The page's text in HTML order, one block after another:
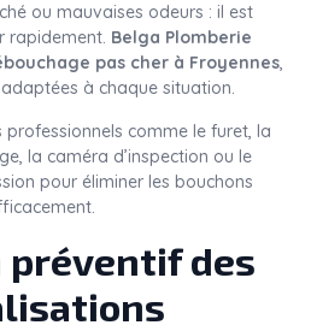
ou mauvaises odeurs : il est
rapidement. Belga Plomberie
pas cher à Froyennes,
à chaque situation.
professionnels comme le furet, la
la caméra d’inspection ou le
pour éliminer les bouchons
des